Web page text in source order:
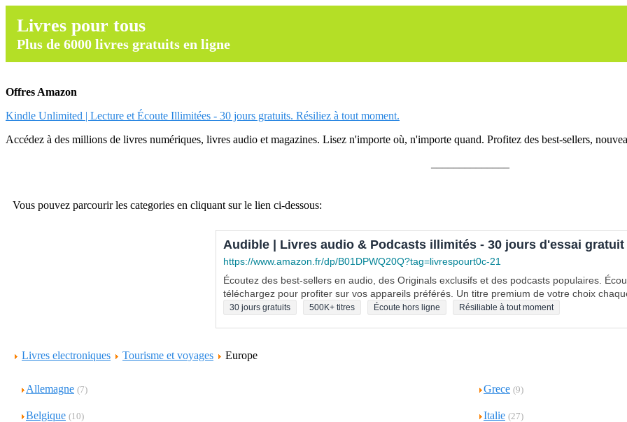
Livres pour tous
Plus de 6000 livres gratuits en ligne
Offres Amazon
Kindle Unlimited | Lecture et Écoute Illimitées - 30 jours gratuits. Résiliez à tout moment.
Accédez à des millions de livres numériques, livres audio et magazines. Lisez n'importe où, n'importe quand. Profitez des best-sellers,
Vous pouvez parcourir les categories en cliquant sur le lien ci-dessous:
Audible | Livres audio & Podcasts illimités - 30 jours d'essai gratuit
https://www.amazon.fr/dp/B01DPWQ20Q?tag=livrespourt0c-21
Écoutez des best-sellers en audio, des Originals exclusifs et des podcasts populaires.
téléchargez pour profiter sur vos appareils préférés. Un titre premium de votre choix
30 jours gratuits 500K+ titres Écoute hors ligne Résiliable à tout moment
Livres electroniques Tourisme et voyages Europe
Allemagne (7) Grece (9)
Belgique (10) Italie (27)